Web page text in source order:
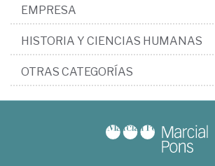
EMPRESA
HISTORIA Y CIENCIAS HUMANAS
OTRAS CATEGORÍAS